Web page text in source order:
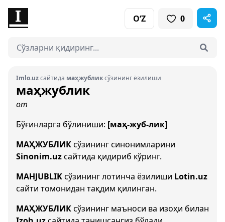
O‘Z 0
Imlo.uzсайтида маҳжубликсўзининг ёзилиши
маҳжублик
от
Бўғинларга бўлиниши: [маҳ-жуб-лик]
МАҲЖУБЛИКсўзининг синонимларини
Sinonim.uzсайтида қидириб кўринг.
MAHJUBLIKсўзининг лотинча ёзилиши Lotin.uz
сайти томонидан тақдим қилинган.
МАҲЖУБЛИКсўзининг маъноси ва изоҳи билан